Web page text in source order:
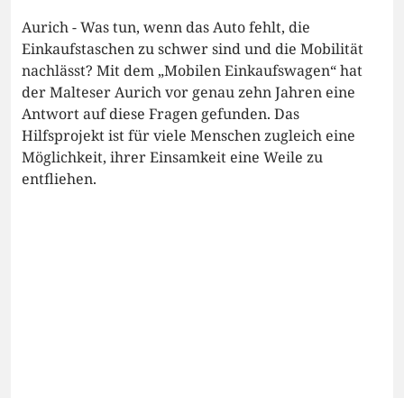
Aurich - Was tun, wenn das Auto fehlt, die
Einkaufstaschen zu schwer sind und die Mobilität
nachlässt? Mit dem „Mobilen Einkaufswagen“ hat
der Malteser Aurich vor genau zehn Jahren eine
Antwort auf diese Fragen gefunden. Das
Hilfsprojekt ist für viele Menschen zugleich eine
Möglichkeit, ihrer Einsamkeit eine Weile zu
entfliehen.